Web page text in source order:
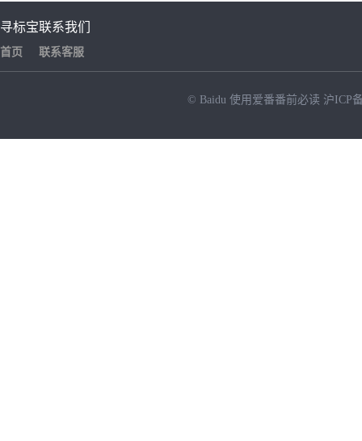
寻标宝
首页
联系我们
联系客服
© Baidu 使用爱番番前必读 沪ICP